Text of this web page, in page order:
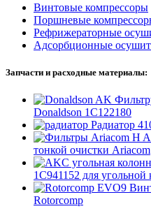
Винтовые компрессоры
Поршневые
Рефрижераторные
Адсорбционные
Запчасти и расходные материалы:
Donaldson 1C122180
Радиатор
тонкой очистки Ariacom
1C941152 для
Rotorcomp